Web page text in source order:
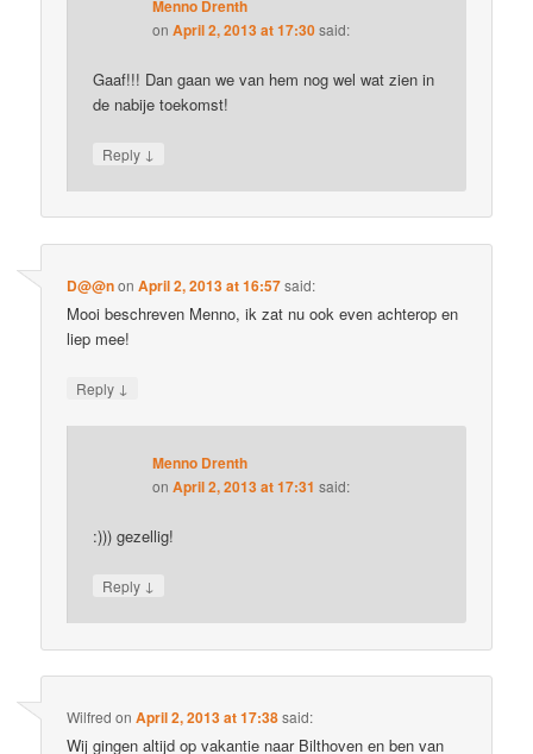
Menno Drenth
onApril 2, 2013 at 17:30said:
Gaaf!!! Dan gaan we van hem nog wel wat zien in
de nabije toekomst!
Reply ↓
D@@nonApril 2, 2013 at 16:57said:
Mooi beschreven Menno, ik zat nu ook even achterop en
liep mee!
Reply ↓
Menno Drenth
onApril 2, 2013 at 17:31 said:
:))) gezellig!
Reply ↓
Wilfred onApril 2, 2013 at 17:38said:
Wij gingen altijd op vakantie naar Bilthoven en ben van